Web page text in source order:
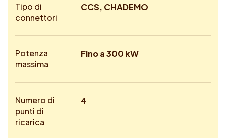
Tipo di
connettori
CCS, CHADEMO
Potenza
massima
Fino a 300 kW
Numero di
punti di
ricarica
4